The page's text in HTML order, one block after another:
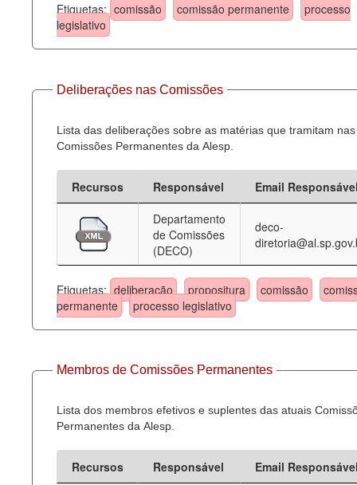
Etiquetas: comissão comissão permanente
processo
legislativo
Deliberações nas Comissões
Lista das deliberações sobre as matérias que tramitam nas
Comissões Permanentes da Alesp.
Recursos Responsável
Email
Departamento
de Comissões
(DECO)
deco-
Etiquetas: deliberação propositura comissão
permanente
processo legislativo
Membros de Comissões Permanentes
Lista dos membros efetivos e suplentes das atuais
Permanentes da Alesp.
Recursos Responsável
Email